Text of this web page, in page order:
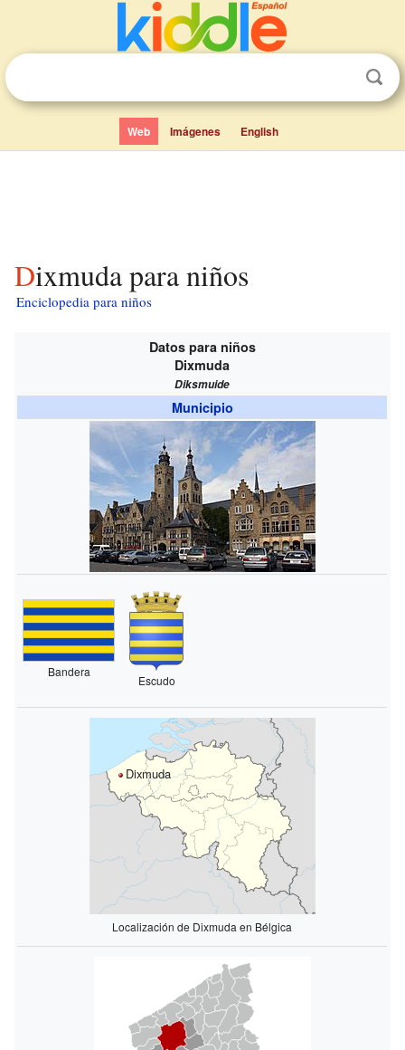
Web Imágenes English
Dixmuda para niños
Enciclopedia para niños
Datos para niños
Dixmuda
Diksmuide
Municipio
Bandera
Escudo
Dixmuda
Localización de Dixmuda en Bélgica